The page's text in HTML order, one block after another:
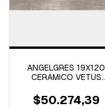
ANGELGRES 19X120
CERAMICO VETUS
2.28M/C-
$50.274,39